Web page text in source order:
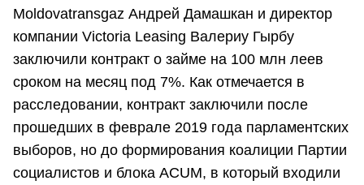
Moldovatransgaz Андрей Дамашкан и директор
компании Victoria Leasing Валериу Гырбу
заключили контракт о займе на 100 млн леев
сроком на месяц под 7%. Как отмечается в
расследовании, контракт заключили после
прошедших в феврале 2019 года парламентских
выборов, но до формирования коалиции Партии
социалистов и блока ACUM, в который входили